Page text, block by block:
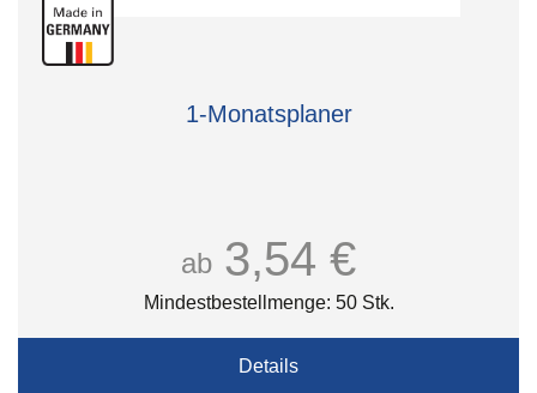
1-Monatsplaner
ab 3,54 €
Mindestbestellmenge: 50 Stk.
Details